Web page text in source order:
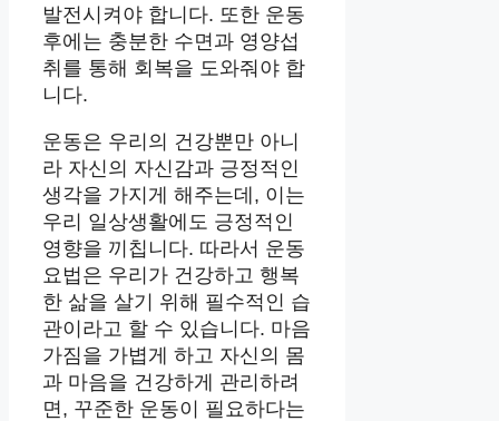
발전시켜야 합니다. 또한 운동
후에는 충분한 수면과 영양섭
취를 통해 회복을 도와줘야 합
니다.
운동은 우리의 건강뿐만 아니
라 자신의 자신감과 긍정적인
생각을 가지게 해주는데, 이는
우리 일상생활에도 긍정적인
영향을 끼칩니다. 따라서 운동
요법은 우리가 건강하고 행복
한 삶을 살기 위해 필수적인 습
관이라고 할 수 있습니다. 마음
가짐을 가볍게 하고 자신의 몸
과 마음을 건강하게 관리하려
면, 꾸준한 운동이 필요하다는